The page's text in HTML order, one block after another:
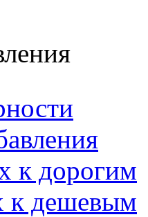
к дорогим
к дешевым